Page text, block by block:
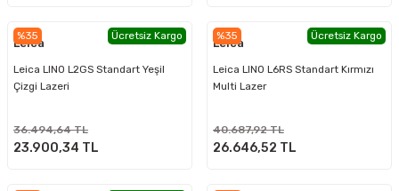
%35 Ücretsiz Kargo
Leica
Leica LINO L2GS Standart Yeşil
Çizgi Lazeri
36.494,64 TL
23.900,34 TL
%35 Ücretsiz Kargo
Leica
Leica LINO L6RS Standart Kırmızı
Multi Lazer
40.687,92 TL
26.646,52 TL